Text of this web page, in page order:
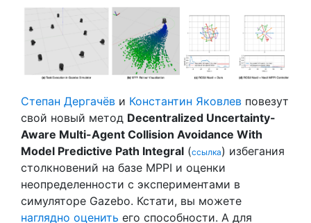
Степан Дергачёв и Константин Яковлев повезут
свой новый метод Decentralized Uncertainty-
Aware Multi-Agent Collision Avoidance With
Model Predictive Path Integral (ссылка) избегания
столкновений на базе MPPI и оценки
неопределенности с экспериментами в
симуляторе Gazebo. Кстати, вы можете
наглядно оценить его способности. А для